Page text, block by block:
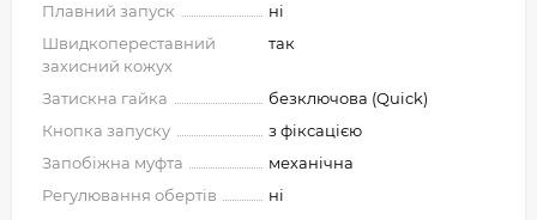
Плавний запуск
ні
Швидкопереставний
захисний кожух
так
Затискна гайка
безключова (Quick)
Кнопка запуску
з фіксацією
Запобіжна муфта
механічна
Регулювання обертів
ні